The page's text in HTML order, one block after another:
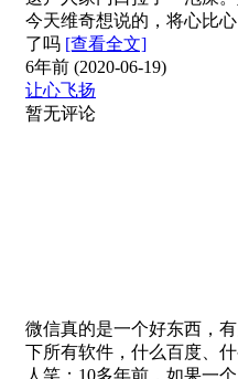
今天维奇想说的，将心比
了吗 [查看全文]
6年前 (2020-06-19)
让心飞扬
暂无评论
微信真的是一个好东西，
下所有软件，什么百度、